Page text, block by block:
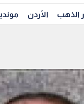
الذهب الأردن مونديال